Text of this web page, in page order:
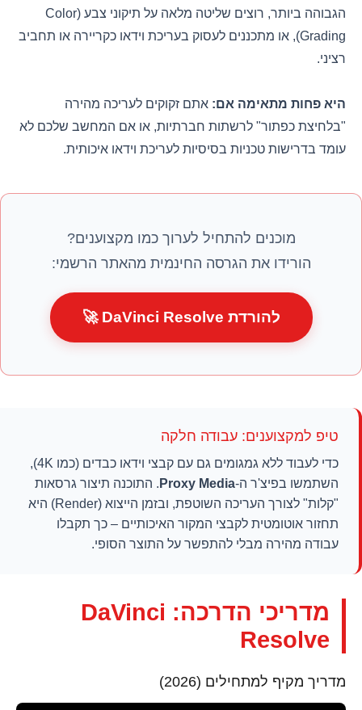
הגבוהה ביותר, רוצים שליטה מלאה על תיקוני צבע (Color
Grading), או מתכננים לעסוק בעריכת וידאו כקריירה או תחביב
רציני.
היא פחות מתאימה אם: אתם זקוקים לעריכה מהירה
"בלחיצת כפתור" לרשתות חברתיות, או אם המחשב שלכם לא
עומד בדרישות טכניות בסיסיות לעריכת וידאו איכותית.
מוכנים להתחיל לערוך כמו מקצוענים?
הורידו את הגרסה החינמית מהאתר הרשמי:
להורדת DaVinci Resolve 🚀
טיפ למקצוענים: עבודה חלקה
כדי לעבוד ללא גמגומים גם עם קבצי וידאו כבדים (כמו 4K),
השתמשו בפיצ'ר ה-Proxy Media . התוכנה תיצור גרסאות
"קלות" לצורך העריכה השוטפת, ובזמן הייצוא (Render) היא
תחזור אוטומטית לקבצי המקור האיכותיים – כך תקבלו
עבודה מהירה מבלי להתפשר על התוצר הסופי.
מדריכי הדרכה: DaVinci
Resolve
מדריך מקיף למתחילים (2026)